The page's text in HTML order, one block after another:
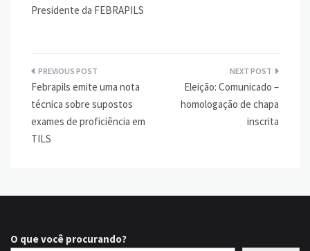
Presidente da FEBRAPILS
Navegação
de
Post
Febrapils emite uma nota
técnica sobre supostos
exames de proficiência em
TILS
Eleição: Comunicado –
homologação de chapa
inscrita
O que você procurando?